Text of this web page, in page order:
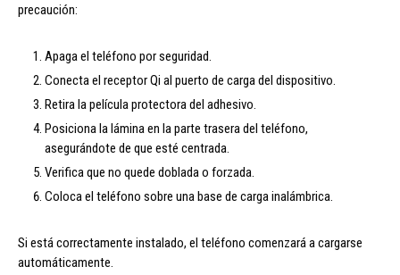
precaución:
Apaga el teléfono por seguridad.
Conecta el receptor Qi al puerto de carga del dispositivo.
Retira la película protectora del adhesivo.
Posiciona la lámina en la parte trasera del teléfono,
asegurándote de que esté centrada.
Verifica que no quede doblada o forzada.
Coloca el teléfono sobre una base de carga inalámbrica.
Si está correctamente instalado, el teléfono comenzará a cargarse
automáticamente.